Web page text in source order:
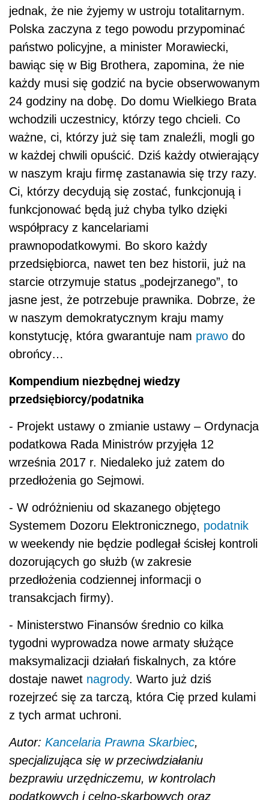
jednak, że nie żyjemy w ustroju totalitarnym.
Polska zaczyna z tego powodu przypominać
państwo policyjne, a minister Morawiecki,
bawiąc się w Big Brothera, zapomina, że nie
każdy musi się godzić na bycie obserwowanym
24 godziny na dobę. Do domu Wielkiego Brata
wchodzili uczestnicy, którzy tego chcieli. Co
ważne, ci, którzy już się tam znaleźli, mogli go
w każdej chwili opuścić. Dziś każdy otwierający
w naszym kraju firmę zastanawia się trzy razy.
Ci, którzy decydują się zostać, funkcjonują i
funkcjonować będą już chyba tylko dzięki
współpracy z kancelariami
prawnopodatkowymi. Bo skoro każdy
przedsiębiorca, nawet ten bez historii, już na
starcie otrzymuje status „podejrzanego”, to
jasne jest, że potrzebuje prawnika. Dobrze, że
w naszym demokratycznym kraju mamy
konstytucję, która gwarantuje nam prawo do
obrońcy…
Kompendium niezbędnej wiedzy
przedsiębiorcy/podatnika
- Projekt ustawy o zmianie ustawy – Ordynacja
podatkowa Rada Ministrów przyjęła 12
września 2017 r. Niedaleko już zatem do
przedłożenia go Sejmowi.
- W odróżnieniu od skazanego objętego
Systemem Dozoru Elektronicznego, podatnik
w weekendy nie będzie podlegał ścisłej kontroli
dozorujących go służb (w zakresie
przedłożenia codziennej informacji o
transakcjach firmy).
- Ministerstwo Finansów średnio co kilka
tygodni wyprowadza nowe armaty służące
maksymalizacji działań fiskalnych, za które
dostaje nawet nagrody. Warto już dziś
rozejrzeć się za tarczą, która Cię przed kulami
z tych armat uchroni.
Autor: Kancelaria Prawna Skarbiec,
specjalizująca się w przeciwdziałaniu
bezprawiu urzędniczemu, w kontrolach
podatkowych i celno-skarbowych oraz